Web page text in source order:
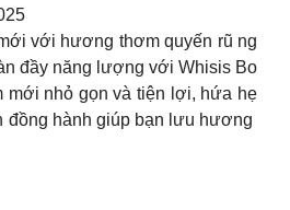
với hương thơm quyến rũ ng
đầy năng lượng với Whisis Bo
mới nhỏ gọn và tiện lợi, hứa hẹ
đồng hành giúp bạn lưu hương